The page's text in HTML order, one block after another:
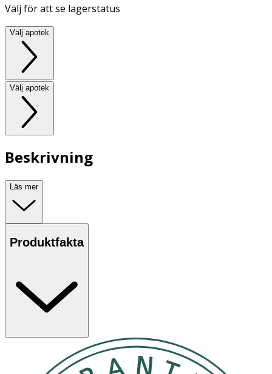
Välj för att se lagerstatus
Välj apotek
Välj apotek
Beskrivning
Läs mer
Produktfakta